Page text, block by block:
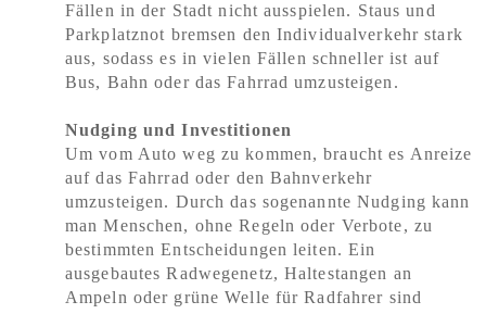
Fällen in der Stadt nicht ausspielen. Staus und
Parkplatznot bremsen den Individualverkehr stark
aus, sodass es in vielen Fällen schneller ist auf
Bus, Bahn oder das Fahrrad umzusteigen.
Nudging und Investitionen
Um vom Auto weg zu kommen, braucht es Anreize
auf das Fahrrad oder den Bahnverkehr
umzusteigen. Durch das sogenannte Nudging kann
man Menschen, ohne Regeln oder Verbote, zu
bestimmten Entscheidungen leiten. Ein
ausgebautes Radwegenetz, Haltestangen an
Ampeln oder grüne Welle für Radfahrer sind